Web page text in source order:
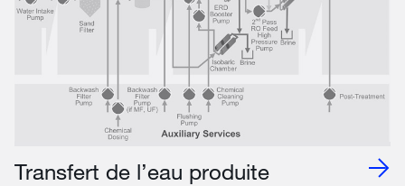
Transfert de l’eau produite